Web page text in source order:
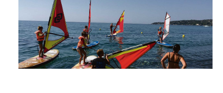
EDUCATION
SPECIAL INITIATIVES
SAFETY TIPS